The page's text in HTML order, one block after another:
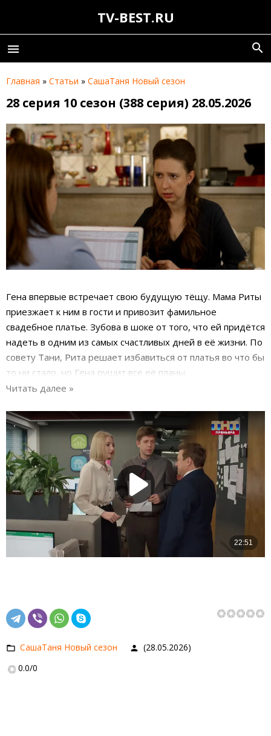
TV-BEST.RU
menu search
Главная » Статьи » СашаТаня Новый сезон
28 серия 10 сезон (388 серия) 28.05.2026
Гена впервые встречает свою будущую тёщу. Мама Риты
приезжает к ним в гости и привозит фамильное
свадебное платье. Зубова в шоке от того, что ей придётся
надеть в одним из самых счастливых дней в её жизни. По
совету Тани, Рита решает избавиться от платья во что бы
то ни стало, но Гена рушит все её планы.
СашаТаня Новый сезон
(28.05.2026)
0.0/0